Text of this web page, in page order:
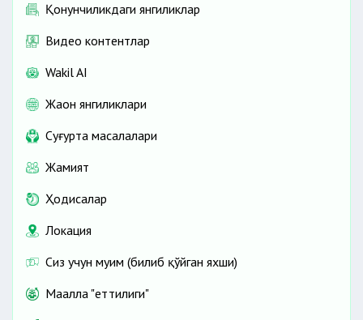
Қонунчиликдаги янгиликлар
Видео контентлар
Wakil AI
Жаҳон янгиликлари
Cуғурта масалалари
Жамият
Ҳодисалар
Локация
Сиз учун муҳим (билиб қўйган яхши)
Маҳалла "еттилиги"